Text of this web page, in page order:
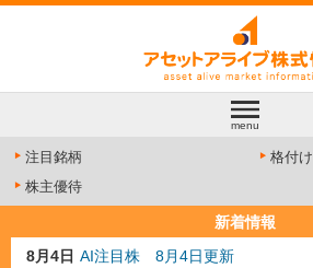
menu
注目銘柄
格付け
株主優待
新着情報
8月4日 AI注目株 8月4日更新